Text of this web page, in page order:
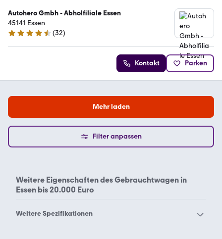
Autohero Gmbh - Abholfiliale Essen
45141 Essen
4.7 Sterne
(32)
Kontakt Parken
Mehr laden
Filter anpassen
Weitere Eigenschaften desGebrauchtwagen in
Essen bis 20.000 Euro
Weitere Spezifikationen